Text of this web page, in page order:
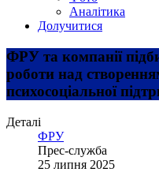
Аналітика
Долучитися
ФРУ та компанії
роботи над
психосоціальної
Деталі
ФРУ
Прес-служба
25 липня 2025